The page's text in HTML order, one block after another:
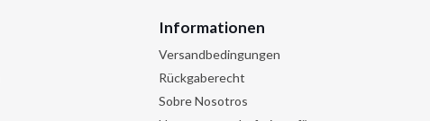
Informationen
Versandbedingungen
Rückgaberecht
Sobre Nosotros